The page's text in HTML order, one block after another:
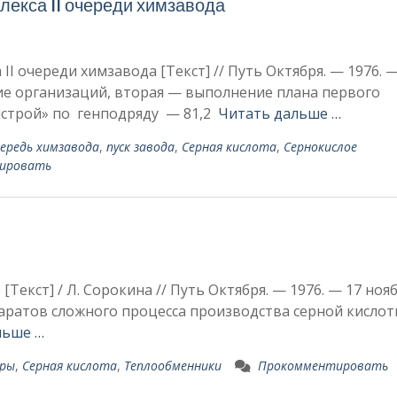
II очереди химзавода
II очереди химзавода [Текст] // Путь Октября. — 1976.
вторая — выполне­ние плана первого
по генподряду — 81,2 Читать дальше …
химзавода, пуск завода, Серная кислота, Сернокислое
/ Л. Сорокина // Путь Октября. — 1976. — 17
сложного процесса производства серной
…
, Серная кислота, Теплообменники Прокомментировать